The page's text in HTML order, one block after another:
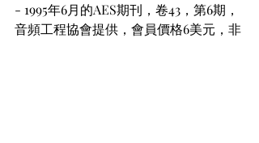
- 1995年6月的AES期刊，卷43，第6期，
音頻工程協會提供，會員價格6美元，非